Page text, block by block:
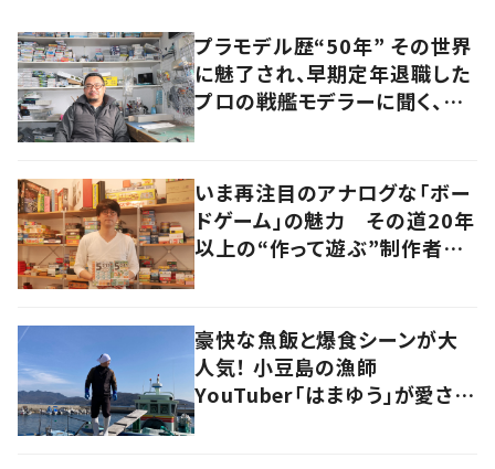
プラモデル歴“50年” その世界
に魅了され、早期定年退職した
プロの戦艦モデラーに聞く、充
いま再注目のアナログな「ボー
ドゲーム」の魅力 その道20年
以上の“作って遊ぶ”制作者に
豪快な魚飯と爆食シーンが大
人気！ 小豆島の漁師
YouTuber「はまゆう」が愛され